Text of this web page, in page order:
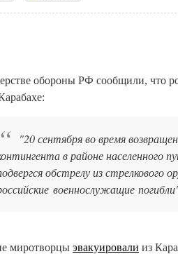
обороны РФ сообщили, что
"20 сентября во время
в районе населенного
обстрелу из стрелкового
военнослужащие
миротворцы эвакуировали из